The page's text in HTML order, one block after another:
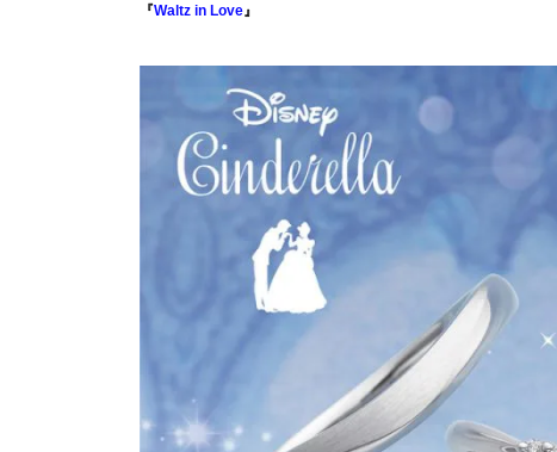
『Waltz in Love 』